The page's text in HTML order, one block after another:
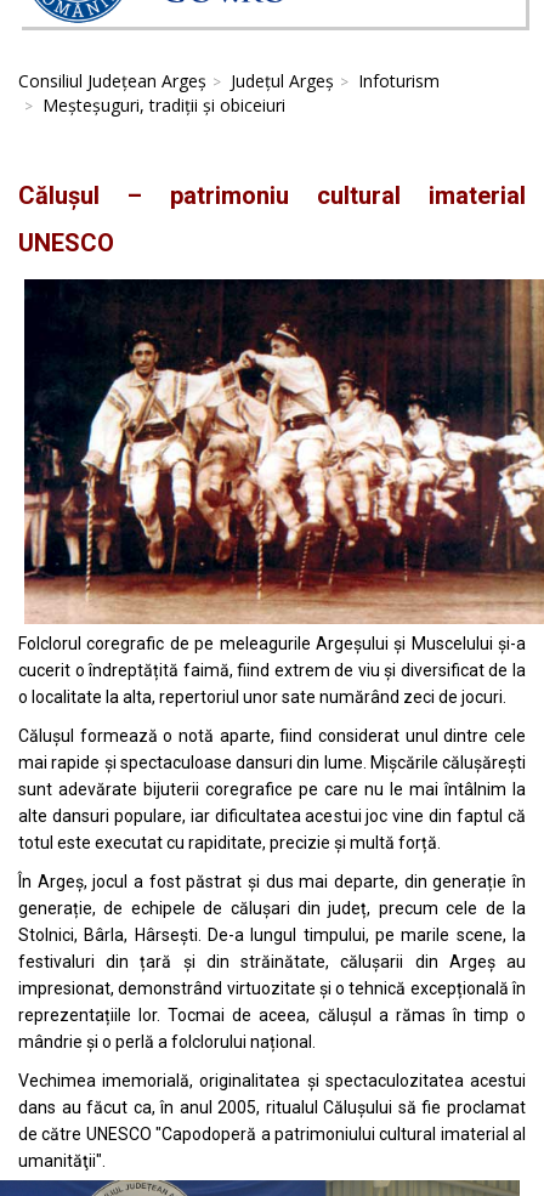
Consiliul Județean Argeș Județul Argeș
Infoturism
Meșteșuguri, tradiții și obiceiuri
Călușul – patrimoniu cultural imaterial
UNESCO
Folclorul coregrafic de pe meleagurile Argeșului și Muscelului și-a
cucerit o îndreptățită faimă, fiind extrem de viu și diversificat de la
o localitate la alta, repertoriul unor sate numărând zeci de jocuri.
Călușul formează o notă aparte, fiind considerat unul dintre cele
mai rapide și spectaculoase dansuri din lume. Mișcările călușărești
sunt adevărate bijuterii coregrafice pe care nu le mai întâlnim la
alte dansuri populare, iar dificultatea acestui joc vine din faptul că
totul este executat cu rapiditate, precizie și multă forță.
În Argeș, jocul a fost păstrat și dus mai departe, din generație în
generație, de echipele de călușari din județ, precum cele de la
Stolnici, Bârla, Hârsești. De-a lungul timpului, pe marile scene, la
festivaluri din țară și din străinătate, călușarii din Argeș au
impresionat, demonstrând virtuozitate și o tehnică excepțională în
reprezentațiile lor. Tocmai de aceea, călușul a rămas în timp o
mândrie și o perlă a folclorului național.
Vechimea imemorială, originalitatea și spectaculozitatea acestui
dans au făcut ca, în anul 2005, ritualul Căluşului să fie proclamat
de către UNESCO "Capodoperă a patrimoniului cultural imaterial al
umanităţii".